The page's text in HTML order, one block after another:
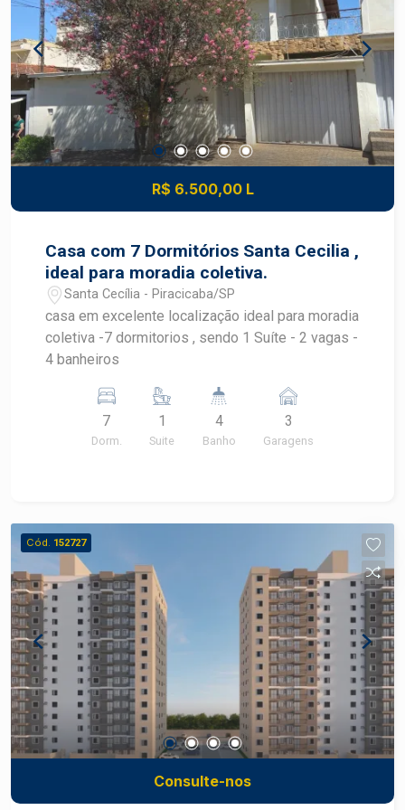
esportivas ;Área verde e Marina com acesso ao
Rio Piracicaba Viva com segurança, lazer e
contato com a natureza em um dos condomínios
mais valorizados da região! *Agende sua visita
com um dos nossos Corretores Especialistas
Frias Neto !
R$ 6.500,00 L
Casa com 7 Dormitórios Santa Cecilia ,
ideal para moradia coletiva.
Santa Cecília - Piracicaba/SP
casa em excelente localização ideal para moradia
coletiva -7 dormitorios , sendo 1 Suíte - 2 vagas -
4 banheiros
7
Dorm.
1
Suite
4
Banho
3
Garagens
Cód. 152727
Consulte-nos